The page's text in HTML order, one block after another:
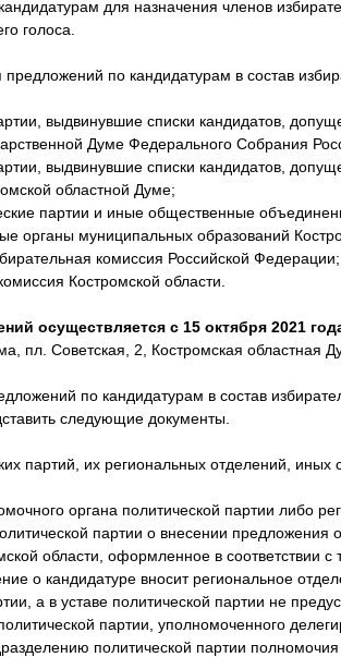
для назначения членов
голоса.
по кандидатурам в состав
выдвинувшие списки кандидатов,
Думе Федерального Собрания
выдвинувшие списки кандидатов,
областной Думе;
партии и иные общественные
органы муниципальных образований
комиссия Российской Федерации;
Костромской области.
осуществляется с 15 октября 2021
пл. Советская, 2, Костромская областная
по кандидатурам в состав
следующие документы.
партий, их региональных отделений, иных
органа политической партии либо
партии о внесении предложения
области, оформленное в соответствии
о кандидатуре вносит региональное
а в уставе политической партии не
партии, уполномоченного
политической партии